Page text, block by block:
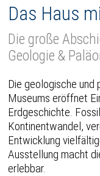
Das Haus
Die große
Geologie &
Die geologische und
Museums eröffnet
Erdgeschichte.
Kontinentwandel,
Entwicklung
Ausstellung macht
erlebbar.